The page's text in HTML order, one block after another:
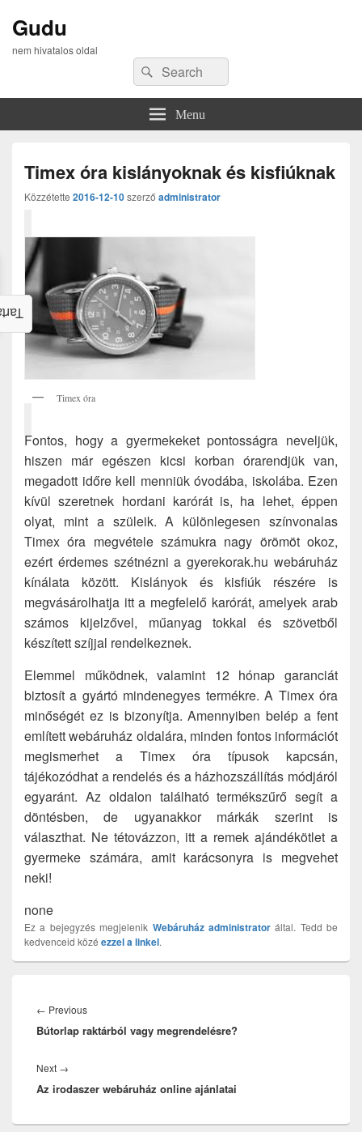
Gudu
nem hivatalos oldal
Search
for:
Search
Menu
Timex óra kislányoknak és kisfiúknak
Közzétette 2016-12-10szerző administrator
Timex óra
Fontos, hogy a gyermekeket pontosságra neveljük,
hiszen már egészen kicsi korban órarendjük van,
megadott időre kell menniük óvodába, iskolába. Ezen
kívül szeretnek hordani karórát is, ha lehet, éppen
olyat, mint a szüleik. A különlegesen színvonalas
Timex óra megvétele számukra nagy örömöt okoz,
ezért érdemes szétnézni a gyerekorak.hu webáruház
kínálata között. Kislányok és kisfiúk részére is
megvásárolhatja itt a megfelelő karórát, amelyek arab
számos kijelzővel, műanyag tokkal és szövetből
készített szíjjal rendelkeznek.
Elemmel működnek, valamint 12 hónap garanciát
biztosít a gyártó mindenegyes termékre. A Timex óra
minőségét ez is bizonyítja. Amennyiben belép a fent
említett webáruház oldalára, minden fontos információt
megismerhet a Timex óra típusok kapcsán,
tájékozódhat a rendelés és a házhozszállítás módjáról
egyaránt. Az oldalon található termékszűrő segít a
döntésben, de ugyanakkor márkák szerint is
választhat. Ne tétovázzon, itt a remek ajándékötlet a
gyermeke számára, amit karácsonyra is megvehet
neki!
none
Ez a bejegyzés megjelenik Webáruház administratoráltal. Tedd be
kedvenceid közé ezzel a linkel.
navigáció
← PreviousPrevious
post:
Bútorlap raktárból vagy megrendelésre?
Next →
post:
Az irodaszer webáruház online ajánlatai